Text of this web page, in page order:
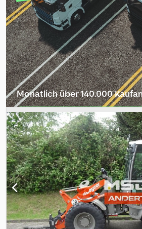
Zylinderzahl 3 in Reihe Bauart
V Zusatzausstattung: inkl. Palettengabel
Univeralschaufel 1400mm
Neumaschine Baujahr 2026 vorbehalten.
vorbehalten.
Monatlich über 140.000
Händlerpaket